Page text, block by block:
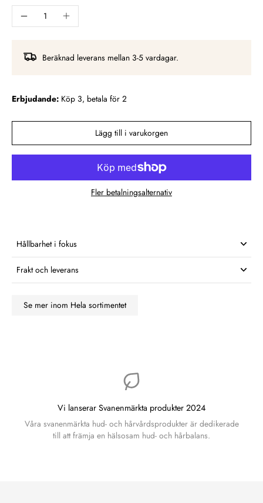
Beräknad leverans mellan 3-5 vardagar.
Erbjudande: Köp 3, betala för 2
Lägg till i varukorgen
Fler betalningsalternativ
Hållbarhet i fokus
Frakt och leverans
Se mer inom Hela sortimentet
Vi lanserar Svanenmärkta produkter 2024
Våra svanenmärkta hud- och hårvårdsprodukter är dedikerade
till att främja en hälsosam hud- och hårbalans.